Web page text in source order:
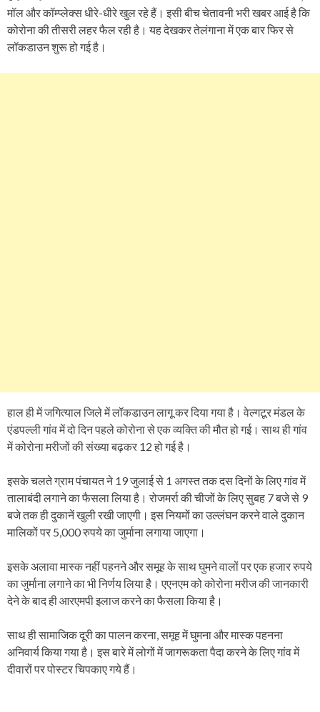
मॉल और कॉम्प्लेक्स धीरे-धीरे खुल रहे हैं। इसी बीच चेतावनी भरी खबर आई है कि
कोरोना की तीसरी लहर फैल रही है। यह देखकर तेलंगाना में एक बार फिर से
लॉकडाउन शुरू हो गई है।
हाल ही में जगित्याल जिले में लॉकडाउन लागू कर दिया गया है। वेल्गटूर मंडल के
एंडपल्ली गांव में दो दिन पहले कोरोना से एक व्यक्ति की मौत हो गई। साथ ही गांव
में कोरोना मरीजों की संख्या बढ़कर 12 हो गई है।
इसके चलते ग्राम पंचायत ने 19 जुलाई से 1 अगस्त तक दस दिनों के लिए गांव में
तालाबंदी लगाने का फैसला लिया है। रोजमर्रा की चीजों के लिए सुबह 7 बजे से 9
बजे तक ही दुकानें खुली रखी जाएगी। इस नियमों का उल्लंघन करने वाले दुकान
मालिकों पर 5,000 रुपये का जुर्माना लगाया जाएगा।
इसके अलावा मास्क नहीं पहनने और समूह के साथ घुमने वालों पर एक हजार रुपये
का जुर्माना लगाने का भी निर्णय लिया है। एएनएम को कोरोना मरीज की जानकारी
देने के बाद ही आरएमपी इलाज करने का फैसला किया है।
साथ ही सामाजिक दूरी का पालन करना, समूह में घुमना और मास्क पहनना
अनिवार्य किया गया है। इस बारे में लोगों में जागरूकता पैदा करने के लिए गांव में
दीवारों पर पोस्टर चिपकाए गये हैं।